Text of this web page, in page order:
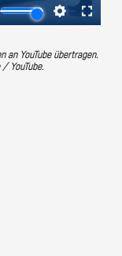
an YouTube übertragen.
YouTube.